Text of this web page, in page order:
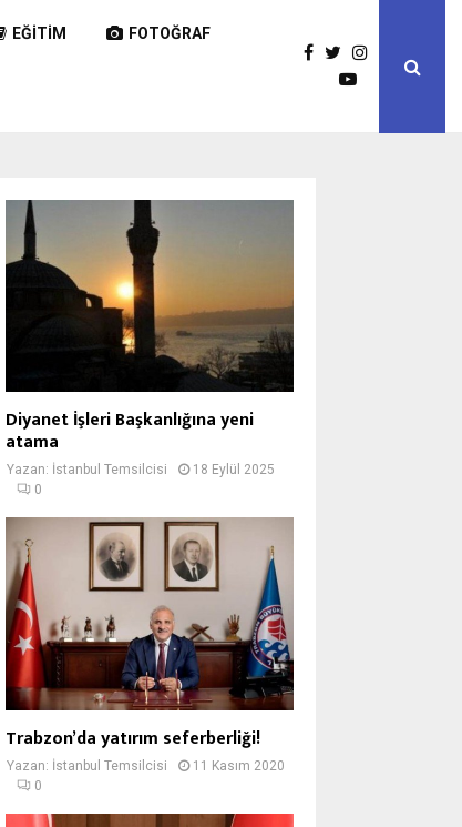
EĞITIM FOTOĞRAF
Diyanet İşleri Başkanlığına yeni
atama
Yazan: İstanbul Temsilcisi
18 Eylül 2025
0
Trabzon’da yatırım seferberliği!
Yazan: İstanbul Temsilcisi
11 Kasım 2020
0